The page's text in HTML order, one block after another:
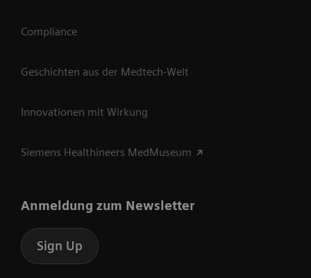
Compliance
Geschichten aus der Medtech-Welt
Innovationen mit Wirkung
Siemens Healthineers MedMuseum
Anmeldung zum Newsletter
Sign Up